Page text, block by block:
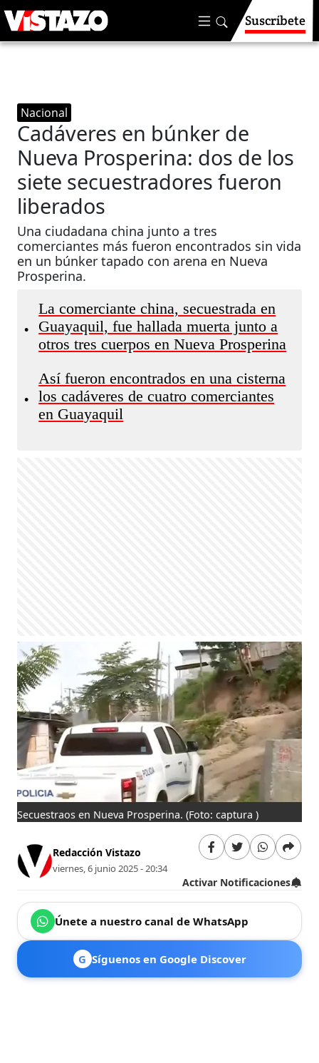
Suscríbete
Nacional
Cadáveres en búnker de
Nueva Prosperina: dos de los
siete secuestradores fueron
liberados
Una ciudadana china junto a tres
comerciantes más fueron encontrados sin vida
en un búnker tapado con arena en Nueva
Prosperina.
•
La comerciante china, secuestrada en
Guayaquil, fue hallada muerta junto a
otros tres cuerpos en Nueva Prosperina
•
Así fueron encontrados en una cisterna
los cadáveres de cuatro comerciantes
en Guayaquil
Secuestraos en Nueva Prosperina. (Foto: captura )
Redacción Vistazo
viernes, 6 junio 2025 - 20:34
Activar Notificaciones
Únete a nuestro canal de WhatsApp
G Síguenos en Google Discover